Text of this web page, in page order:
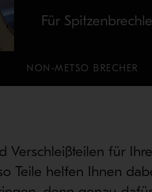
Für
NON-METSO BRECHER
Verschleißteilen für
Teile helfen Ihnen